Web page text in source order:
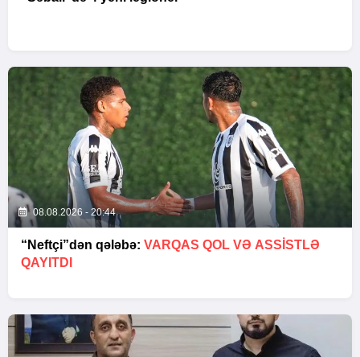
08.08.2026 - 20:44
“Neftçi”dən qələbə: VARQAS QOL VƏ ASSİSTLƏ
QAYITDI